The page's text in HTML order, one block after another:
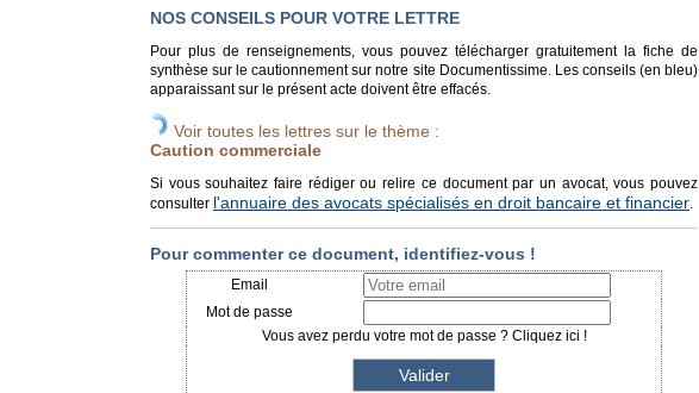
NOS CONSEILS POUR VOTRE LETTRE
Pour plus de renseignements, vous pouvez télécharger gratuitement la fiche de
synthèse sur le cautionnement sur notre site Documentissime. Les conseils (en bleu)
apparaissant sur le présent acte doivent être effacés.
Voir toutes les lettres sur le thème :
Caution commerciale
Si vous souhaitez faire rédiger ou relire ce document par un avocat, vous pouvez
consulter l'annuaire des avocats spécialisés en droit bancaire et financier.
Pour commenter ce document, identifiez-vous !
Email
Mot de passe
Vous avez perdu votre mot de passe ? Cliquez ici !